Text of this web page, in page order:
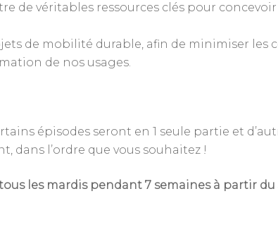
de véritables ressources clés pour
de mobilité durable, afin de minimiser les
de nos usages.
épisodes seront en 1 seule partie et
dans l’ordre que vous souhaitez !
les mardis pendant 7 semaines à partir du